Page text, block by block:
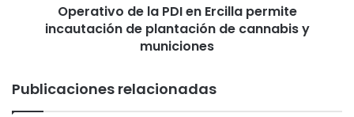
o
d
D
I
Operativo de la PDI en Ercilla permite
incautación de plantación de cannabis y
municiones
Publicaciones relacionadas